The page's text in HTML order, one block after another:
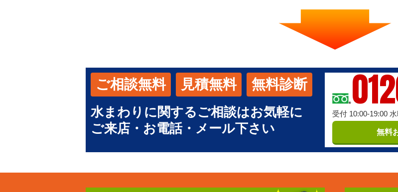
ご相談無料 見積無料 無料診断
水まわりに関するご相談はお気軽に
ご来店・お電話・メール下さい
受付 10:00-19:00
無料